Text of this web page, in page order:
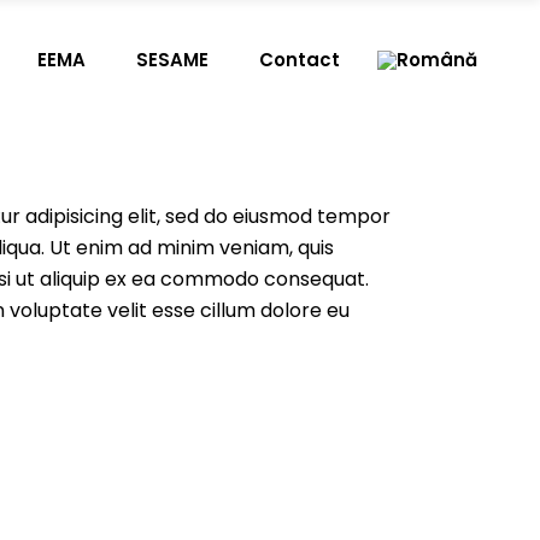
EEMA SESAME Contact
adipisicing elit, sed do eiusmod tempor
Ut enim ad minim veniam, quis
ut aliquip ex ea commodo consequat.
velit esse cillum dolore eu